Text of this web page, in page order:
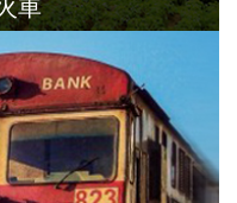
車
的高山火車，沿
風光。